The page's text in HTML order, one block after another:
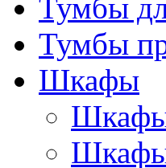
Тумбы
Тумбы
Шкафы